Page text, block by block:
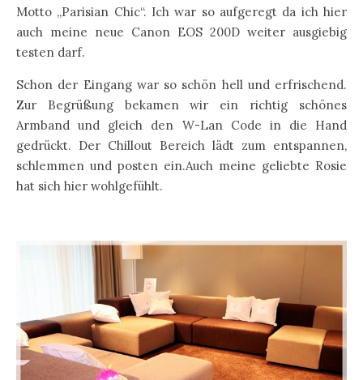
Motto „Parisian Chic“. Ich war so aufgeregt da ich hier
auch meine neue Canon EOS 200D weiter ausgiebig
testen darf.
Schon der Eingang war so schön hell und erfrischend.
Zur Begrüßung bekamen wir ein richtig schönes
Armband und gleich den W-Lan Code in die Hand
gedrückt. Der Chillout Bereich lädt zum entspannen,
schlemmen und posten ein.Auch meine geliebte Rosie
hat sich hier wohlgefühlt.